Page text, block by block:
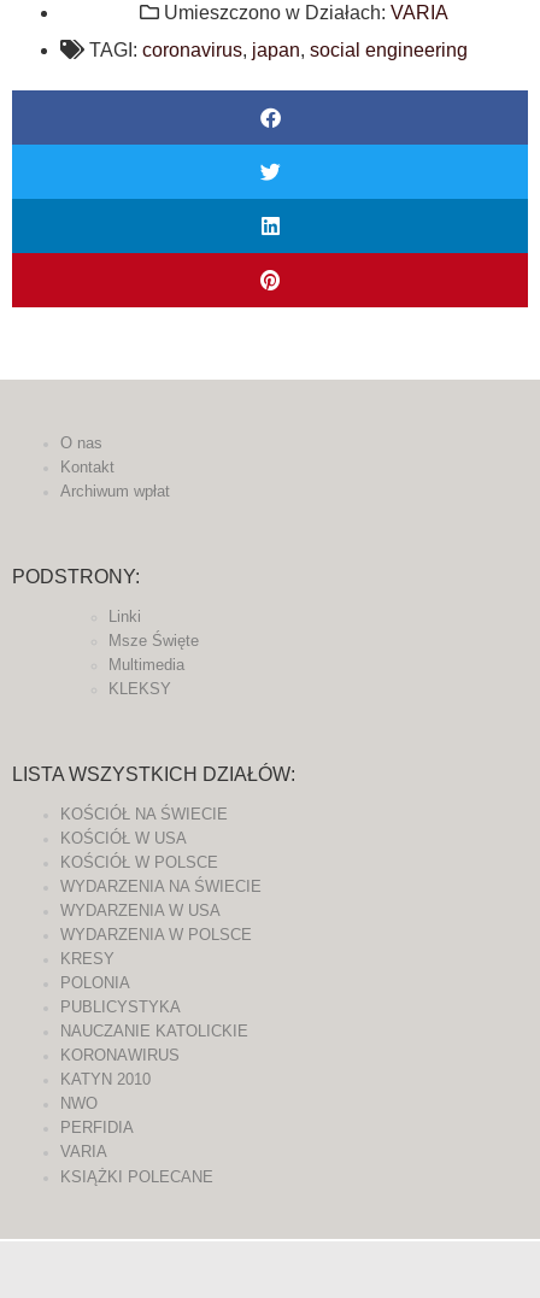
Umieszczono w Działach: VARIA
TAGI: coronavirus, japan, social engineering
O nas
Kontakt
Archiwum wpłat
PODSTRONY:
Linki
Msze Święte
Multimedia
KLEKSY
LISTA WSZYSTKICH DZIAŁÓW:
KOŚCIÓŁ NA ŚWIECIE
KOŚCIÓŁ W USA
KOŚCIÓŁ W POLSCE
WYDARZENIA NA ŚWIECIE
WYDARZENIA W USA
WYDARZENIA W POLSCE
KRESY
POLONIA
PUBLICYSTYKA
NAUCZANIE KATOLICKIE
KORONAWIRUS
KATYN 2010
NWO
PERFIDIA
VARIA
KSIĄŻKI POLECANE